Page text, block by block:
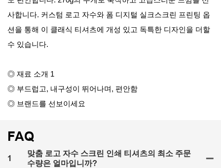
사합니다. 커스텀 로고 자수와 폼 디지털 실크스크린 프린팅 옵
션을 통해 이 클래식 티셔츠에 개성 있고 독특한 디자인을 더할
수 있습니다.
◎ 재료 소개 1
◎ 부드럽고, 내구성이 뛰어나며, 편안함
◎ 브랜드를 선보이세요
FAQ
1
맞춤 로고 자수 스크린 인쇄 티셔츠의 최소 주문
수량은 얼마입니까?